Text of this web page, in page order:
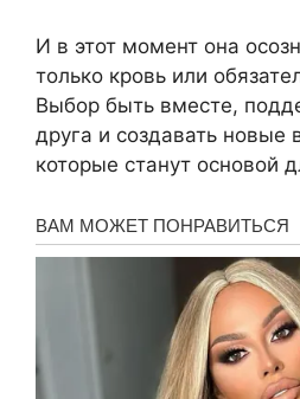
И в этот момент она
только кровь или
Выбор быть вместе,
друга и создавать новые
которые станут основой